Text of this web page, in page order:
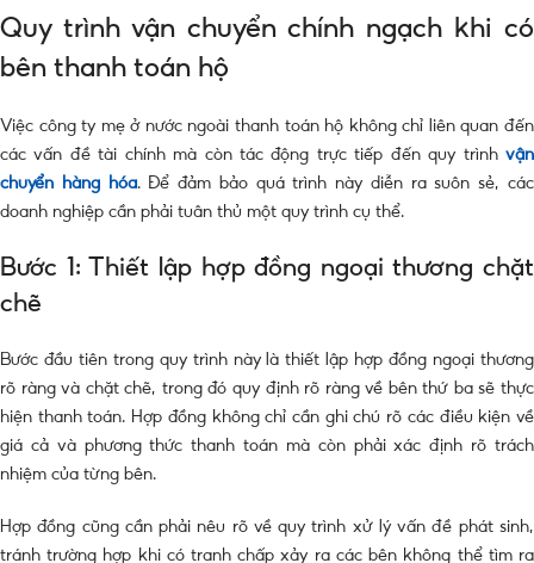
Quy trình vận chuyển chính ngạch khi có
bên thanh toán hộ
Việc công ty mẹ ở nước ngoài thanh toán hộ không chỉ liên quan đến
các vấn đề tài chính mà còn tác động trực tiếp đến quy trình vận
chuyển hàng hóa. Để đảm bảo quá trình này diễn ra suôn sẻ, các
doanh nghiệp cần phải tuân thủ một quy trình cụ thể.
Bước 1: Thiết lập hợp đồng ngoại thương chặt
chẽ
Bước đầu tiên trong quy trình này là thiết lập hợp đồng ngoại thương
rõ ràng và chặt chẽ, trong đó quy định rõ ràng về bên thứ ba sẽ thực
hiện thanh toán. Hợp đồng không chỉ cần ghi chú rõ các điều kiện về
giá cả và phương thức thanh toán mà còn phải xác định rõ trách
nhiệm của từng bên.
Hợp đồng cũng cần phải nêu rõ về quy trình xử lý vấn đề phát sinh,
tránh trường hợp khi có tranh chấp xảy ra các bên không thể tìm ra